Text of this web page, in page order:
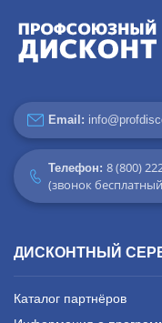
Email:
Телефон: 8 (800)
(звонок
ДИСКОНТНЫЙ
Каталог партнёров